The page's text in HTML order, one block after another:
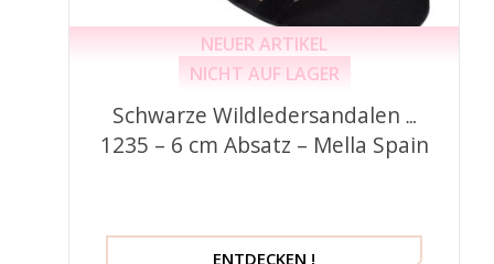
NEUER ARTIKEL
NICHT AUF LAGER
Schwarze Wildledersandalen –
1235 – 6 cm Absatz – Mella Spain
ENTDECKEN !